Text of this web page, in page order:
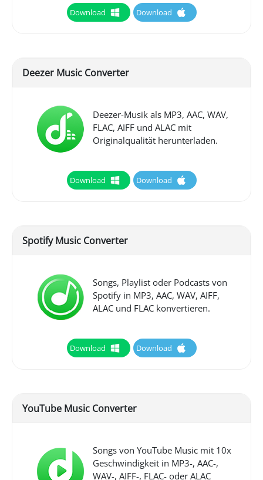
Download Download
Deezer Music Converter
Deezer-Musik als MP3, AAC, WAV,
FLAC, AIFF und ALAC mit
Originalqualität herunterladen.
Download Download
Spotify Music Converter
Songs, Playlist oder Podcasts von
Spotify in MP3, AAC, WAV, AIFF,
ALAC und FLAC konvertieren.
Download Download
YouTube Music Converter
Songs von YouTube Music mit 10x
Geschwindigkeit in MP3-, AAC-,
WAV-, AIFF-, FLAC- oder ALAC